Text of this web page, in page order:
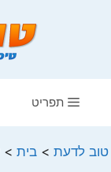
תפריט
טוב לדעת > בית >